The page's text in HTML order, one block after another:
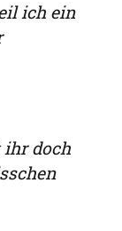
ich ein
ihr doch